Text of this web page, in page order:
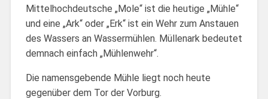
Mittelhochdeutsche „Mole“ ist die heutige „Mühle“
und eine „Ark“ oder „Erk“ ist ein Wehr zum Anstauen
des Wassers an Wassermühlen. Müllenark bedeutet
demnach einfach „Mühlenwehr“.
Die namensgebende Mühle liegt noch heute
gegenüber dem Tor der Vorburg.